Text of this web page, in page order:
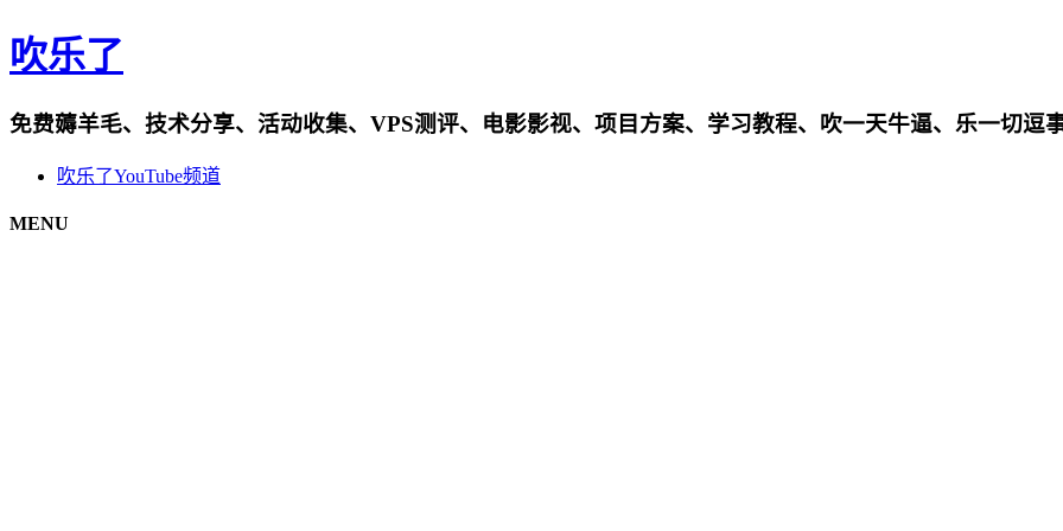
吹乐了
免费薅羊毛、技术分享、活动收集、VPS测评、电影影视、项目方案、学习教程、吹一天牛逼、乐一切逗
吹乐了YouTube频道
MENU